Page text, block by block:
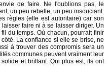
de faire. Ne l'oublions pas, le
un peu rebelle, un peu insouciant.
règles (elle est autoritaire) car son
faire ni à se laisser diriger. Un
du temps. Où chacun, pourrait finir
La confiance si elle se brise, ne
à trouver des compromis sera un
communes peuvent vraiment leur
et brillant. Qui plus est, ils ont